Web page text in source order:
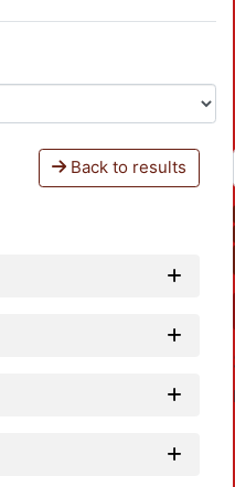
Back to results